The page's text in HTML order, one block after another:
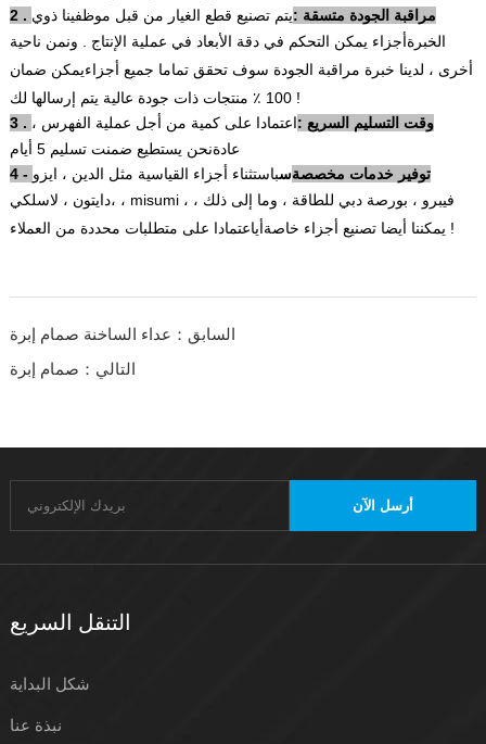
2 . مراقبة الجودة متسقة :يتم تصنيع قطع الغيار من قبل موظفينا ذوي
الخبرةأجزاء يمكن التحكم في دقة الأبعاد في عملية الإنتاج . ونمن ناحية
أخرى ، لدينا خبرة مراقبة الجودة سوف تحقق تماما جميع أجزاءيمكن ضمان
100 ٪ منتجات ذات جودة عالية يتم إرسالها لك !
3 . وقت التسليم السريع :اعتمادا على كمية من أجل عملية الفهرس ،
عادةنحن يستطيع ضمنت تسليم 5 أيام
4 - توفير خدمات مخصصةسباستثناء أجزاء القياسية مثل الدين ، ايزو
،دايتون ، لاسلكي ، misumi ، فيبرو ، بورصة دبي للطاقة ، وما إلى ذلك ،
يمكننا أيضا تصنيع أجزاء خاصةأي اعتمادا على متطلبات محددة من العملاء !
السابق：عداء الساخنة صمام إبرة
التالي：صمام إبرة
أرسل الآن
التنقل السريع
شكل البداية
نبذة عنا